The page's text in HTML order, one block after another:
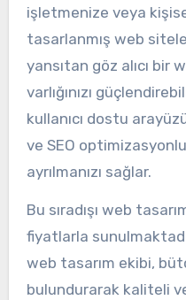
işletmenize veya
tasarlanmış web
yansıtan göz alıcı bir
varlığınızı
kullanıcı dostu
ve SEO
ayrılmanızı sağlar.
Bu sıradışı web
fiyatlarla
web tasarım ekibi,
bulundurarak kaliteli